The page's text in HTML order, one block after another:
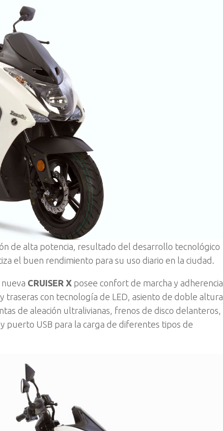
de alta potencia, resultado del desarrollo tecnológico
el buen rendimiento para su uso diario en la ciudad.
CRUISER X posee confort de marcha y adherencia
traseras con tecnología de LED, asiento de doble altura
de aleación ultralivianas, frenos de disco delanteros,
puerto USB para la carga de diferentes tipos de